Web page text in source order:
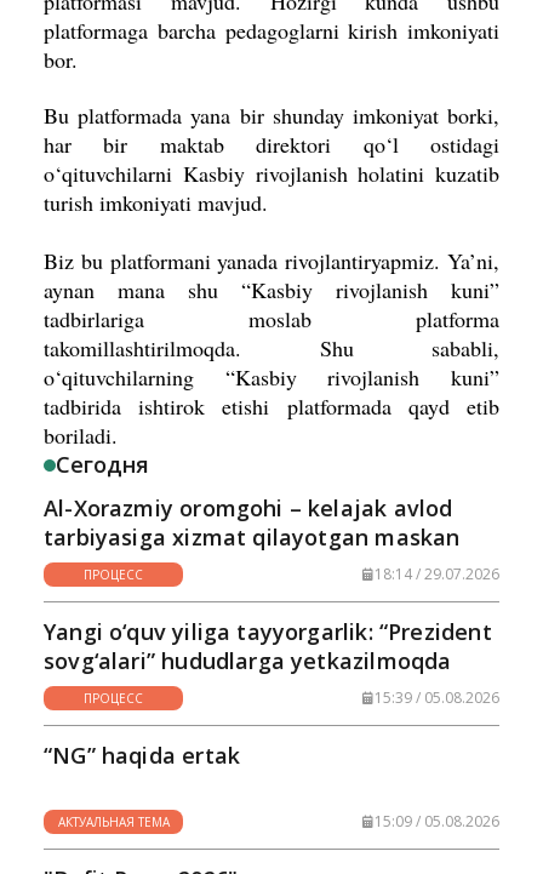
platformaga barcha pedagoglarni kirish imkoniyati
bor.
Bu platformada yana bir shunday imkoniyat borki,
har bir maktab direktori qo‘l ostidagi
o‘qituvchilarni Kasbiy rivojlanish holatini kuzatib
turish imkoniyati mavjud.
Biz bu platformani yanada rivojlantiryapmiz. Ya’ni,
aynan mana shu “Kasbiy rivojlanish kuni”
tadbirlariga moslab platforma
takomillashtirilmoqda. Shu sababli,
o‘qituvchilarning “Kasbiy rivojlanish kuni”
tadbirida ishtirok etishi platformada qayd etib
boriladi.
Сегодня
Al-Xorazmiy oromgohi – kelajak avlod
tarbiyasiga xizmat qilayotgan maskan
ПРОЦЕСС 18:14 / 29.07.2026
Yangi o‘quv yiliga tayyorgarlik: “Prezident
sovg‘alari” hududlarga yetkazilmoqda
ПРОЦЕСС 15:39 / 05.08.2026
“NG” haqida ertak
АКТУАЛЬНАЯ ТЕМА 15:09 / 05.08.2026